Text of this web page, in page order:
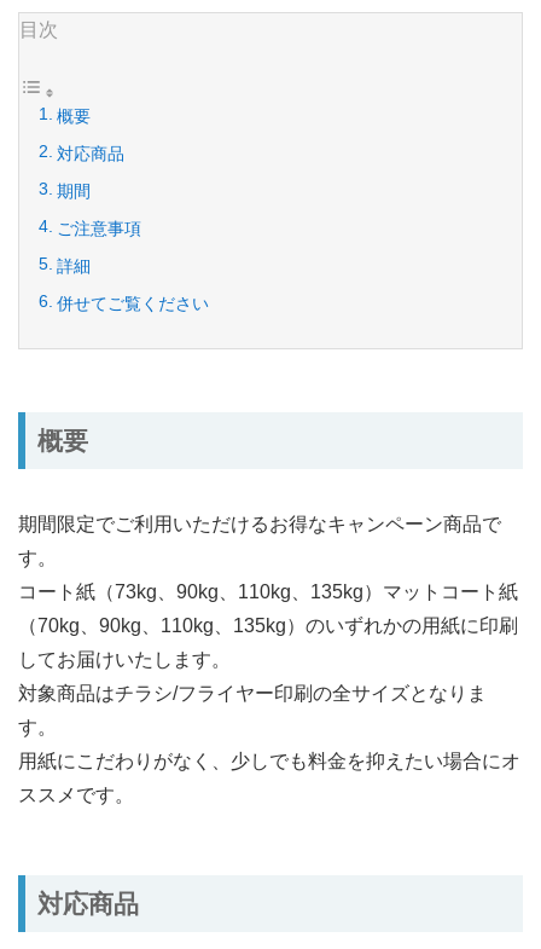
目次
概要
対応商品
期間
ご注意事項
詳細
併せてご覧ください
概要
期間限定でご利用いただけるお得なキャンペーン商品で
す。
コート紙（73kg、90kg、110kg、135kg）マットコート紙
（70kg、90kg、110kg、135kg）のいずれかの用紙に印刷
してお届けいたします。
対象商品はチラシ/フライヤー印刷の全サイズとなりま
す。
用紙にこだわりがなく、少しでも料金を抑えたい場合にオ
ススメです。
対応商品